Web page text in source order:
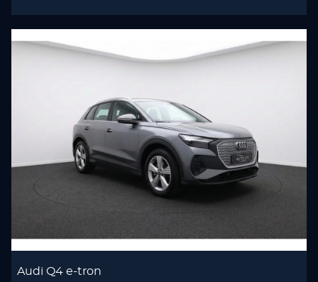
Audi Q4 e-tron